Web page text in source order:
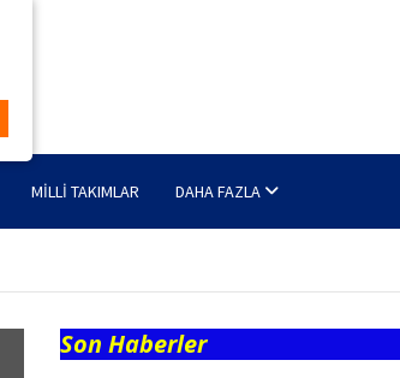
MILLI TAKIMLAR DAHA FAZLA
Son Haberler